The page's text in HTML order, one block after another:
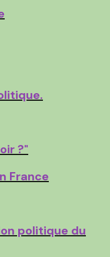
?"
France
politique du